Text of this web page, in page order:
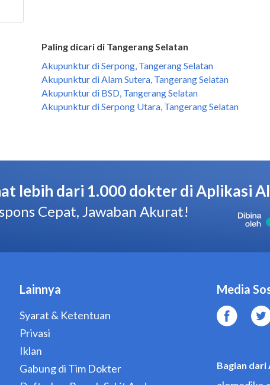
Paling dicari di Tangerang Selatan
Akupunktur di Serpong, Tangerang Selatan
Akupunktur di Alam Sutera, Tangerang Selatan
Akupunktur di BSD, Tangerang Selatan
Akupunktur di Serpong Utara, Tangerang Selatan